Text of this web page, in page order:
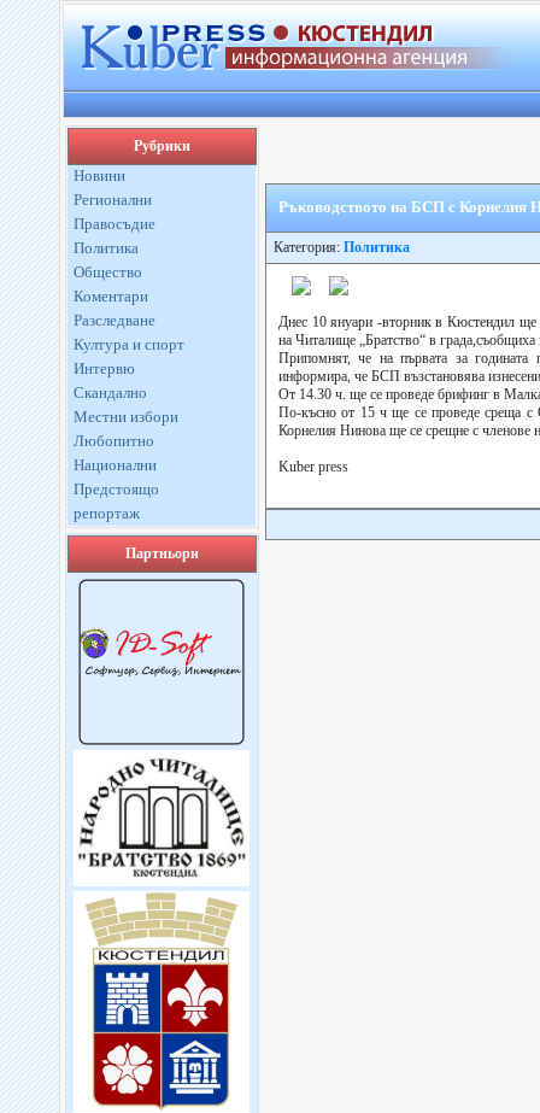
Рубрики
Новини
Регионални
Правосъдие
Политика
Общество
Коментари
Разследване
Култура и спорт
Интервю
Скандално
Местни избори
Любопитно
Национални
Предстоящо
репортаж
Партньори
Ръководството на БСП с Корнелия
Категория: Политика
Днес 10 януари -вторник в Кюстендил
на Читалище „Братство“ в
Припомнят, че на първата за годината
информира, че БСП възстановява
От 14.30 ч. ще се проведе брифинг в
По-късно от 15 ч ще се проведе среща с
Корнелия Нинова ще се срещне с членове
Kuber press